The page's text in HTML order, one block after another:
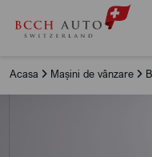
Acasa Mașini de vânzare